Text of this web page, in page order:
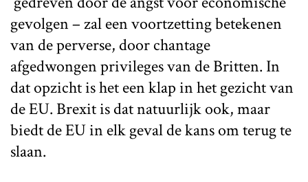
gevolgen – zal een voortzetting betekenen
van de perverse, door chantage
afgedwongen privileges van de Britten. In
dat opzicht is het een klap in het gezicht van
de EU. Brexit is dat natuurlijk ook, maar
biedt de EU in elk geval de kans om terug te
slaan.